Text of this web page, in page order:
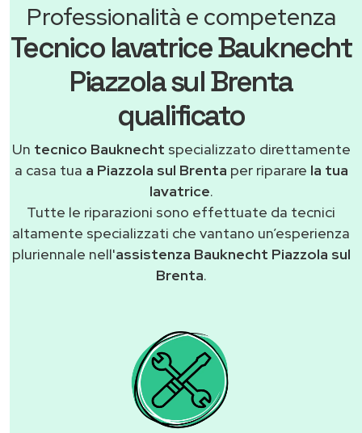
Professionalità e competenza
Tecnico lavatrice Bauknecht
Piazzola sul Brenta
qualificato
Un tecnico Bauknecht specializzato direttamente
a casa tua a Piazzola sul Brenta per riparare la tua
lavatrice.
Tutte le riparazioni sono effettuate da tecnici
altamente specializzati che vantano un’esperienza
pluriennale nell'assistenza Bauknecht Piazzola sul
Brenta.